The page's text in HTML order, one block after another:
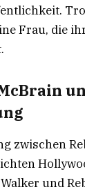
Frau, die
zwischen
und